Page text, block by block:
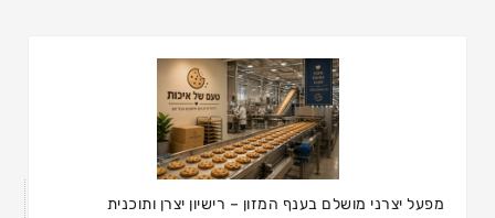
מפעל יצרני מושלם בענף המזון – רישיון יצרן ותוכנית